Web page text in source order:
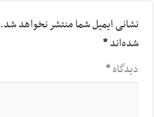
نشانی ایمیل شما منتشر نخواهد شد.
شده‌اند*
دیدگاه*